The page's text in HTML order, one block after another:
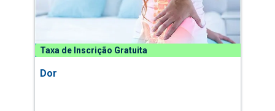
Taxa de Inscrição Gratuita
Dor